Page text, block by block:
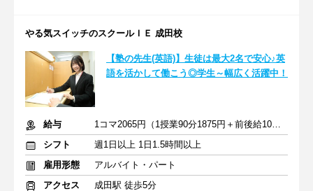
やる気スイッチのスクールＩＥ 成田校
【塾の先生(英語)】生徒は最大2名で安心♪英
語を活かして働こう◎学生～幅広く活躍中！
給与
1コマ2065円（1授業90分1875円＋前後給10分190円）
シフト
週1日以上 1日1.5時間以上
雇用形態
アルバイト・パート
アクセス
成田駅 徒歩5分